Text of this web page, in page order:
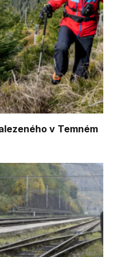
v Temném